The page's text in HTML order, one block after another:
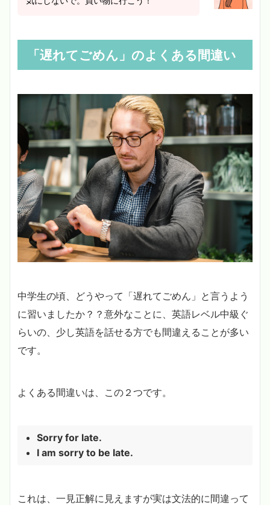
「遅れてごめん」のよくある間違い
中学生の頃、どうやって「遅れてごめん」と言うよう
に習いましたか？？意外なことに、英語レベル中級ぐ
らいの、少し英語を話せる方でも間違えることが多い
です。
よくある間違いは、この２つです。
Sorry for late.
I am sorry to be late.
これは、一見正解に見えますが実は文法的に間違って